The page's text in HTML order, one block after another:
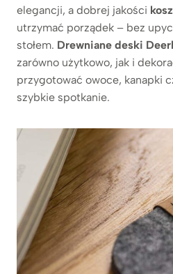
elegancji, a dobrej jakości
utrzymać porządek – bez
stołem. Drewniane deski
zarówno użytkowo, jak i
przygotować owoce, kanapki
szybkie spotkanie.